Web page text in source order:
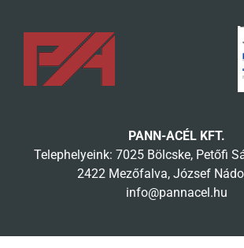
PANN-ACÉL KFT.
Telephelyeink: 7025 Bölcske, Petőfi
2422 Mezőfalva, József
info@pannacel.hu